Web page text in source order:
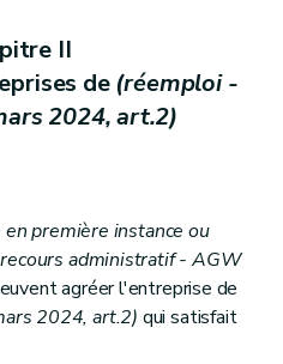
II
de (réemploi -
2024, art.2)
première instance ou
administratif - AGW
agréer l'entreprise de
2024, art.2) qui satisfait